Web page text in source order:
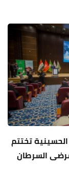
تختتم
السرطان